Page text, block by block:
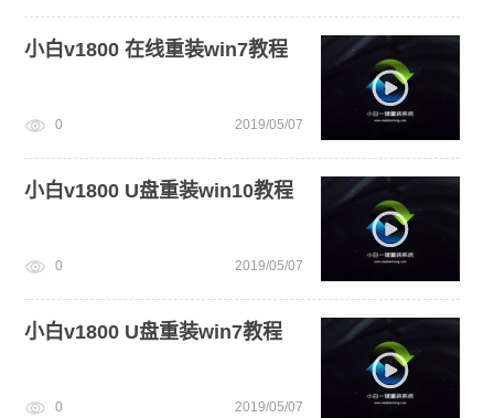
小白v1800 在线重装win7教程
0 2019/05/07
小白v1800 U盘重装win10教程
0 2019/05/07
小白v1800 U盘重装win7教程
0 2019/05/07